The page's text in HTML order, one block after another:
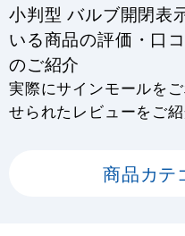
小判型 バルブ開閉表
いる商品の評価・口
のご紹介
実際にサインモールを
せられたレビューをご紹
商品カテ